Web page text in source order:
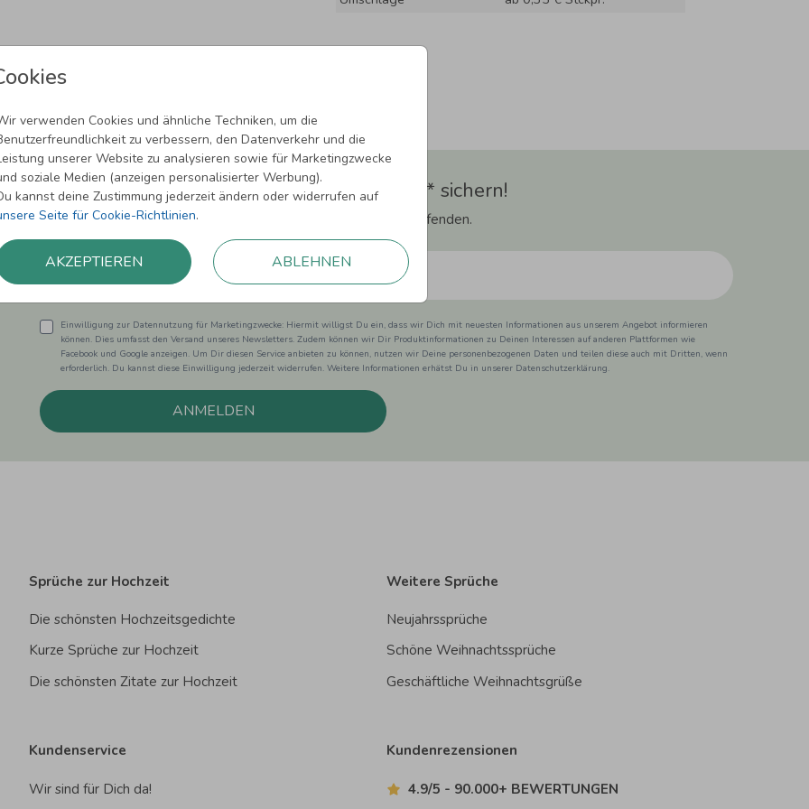
verwenden Cookies und ähnliche Techniken, um die
zu verbessern, den Datenverkehr und die
unserer Website zu analysieren sowie für Marketingzwecke
soziale Medien (anzeigen personalisierter Werbung).
kannst deine Zustimmung jederzeit ändern oder widerrufen auf
Seite für Cookie-Richtlinien.
AKZEPTIEREN ABLEHNEN
Newsletter abonnieren und 5,00 € Rabatt** sichern!
Melde Dich zu unserem Newsletter an und bleibe auf dem Laufenden.
Einwilligung zur Datennutzung für Marketingzwecke: Hiermit willigst Du ein, dass wir Dich mit neuesten Informationen aus unserem Angebot informieren
können. Dies umfasst den Versand unseres Newsletters. Zudem können wir Dir Produktinformationen zu Deinen Interessen auf anderen Plattformen wie
Facebook und Google anzeigen. Um Dir diesen Service anbieten zu können, nutzen wir Deine personenbezogenen Daten und teilen diese auch mit Dritten, wenn
erforderlich. Du kannst diese Einwilligung jederzeit widerrufen. Weitere Informationen erhätst Du in unserer Datenschutzerklärung.
ANMELDEN
Sprüche zur Hochzeit
Die schönsten Hochzeitsgedichte
Kurze Sprüche zur Hochzeit
Die schönsten Zitate zur Hochzeit
Weitere Sprüche
Neujahrssprüche
Schöne Weihnachtssprüche
Geschäftliche Weihnachtsgrüße
Kundenservice
Wir sind für Dich da!
Kundenrezensionen
4.9/5 - 90.000+ BEWERTUNGEN